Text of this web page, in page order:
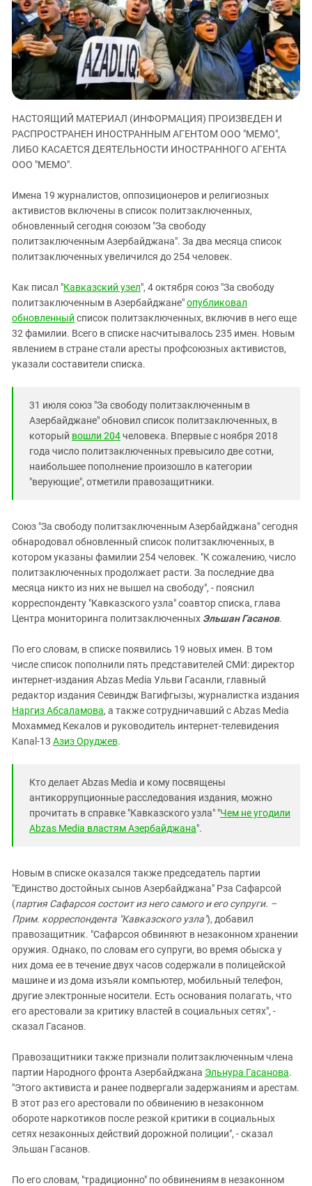
ЗАСТАВЛЯЕТ
КАВКАЗ ЗА ПАЛЕСТИНУ
ИНАКОМЫСЛИЕ В ЧЕЧНЕ
ПРЕСЛЕДОВАНИЕ АКТИВИСТОВ
МОБИЛИЗАЦИЯ И ПРОТЕСТЫ
Дагестан
Ингушетия
Кабардино-Балкария
Калмыкия
Карачаево-Черкесия
Краснодарский край
Российская Федерация
Северная Осетия - Алания
СКФО
Южная Осетия
Южный Кавказ
ЮФО
НАСТОЯЩИЙ МАТЕРИАЛ (ИНФОРМАЦИЯ) ПРОИЗВЕДЕН И
РАСПРОСТРАНЕН ИНОСТРАННЫМ АГЕНТОМ ООО "МЕМО",
ЛИБО КАСАЕТСЯ ДЕЯТЕЛЬНОСТИ ИНОСТРАННОГО АГЕНТА
ООО "МЕМО".
Имена 19 журналистов, оппозиционеров и религиозных
активистов включены в список политзаключенных,
обновленный сегодня союзом "За свободу
политзаключенным Азербайджана". За два месяца список
политзаключенных увеличился до 254 человек.
Как писал "Кавказский узел", 4 октября союз "За свободу
политзаключенным в Азербайджане"опубликовал
обновленный список политзаключенных, включив в него еще
32 фамилии. Всего в списке насчитывалось 235 имен. Новым
явлением в стране стали аресты профсоюзных активистов,
указали составители списка.
31 июля союз "За свободу политзаключенным в
Азербайджане" обновил список политзаключенных, в
который вошли 204человека. Впервые с ноября 2018
года число политзаключенных превысило две сотни,
наибольшее пополнение произошло в категории
"верующие", отметили правозащитники.
Союз "За свободу политзаключенным Азербайджана" сегодня
обнародовал обновленный список политзаключенных, в
котором указаны фамилии 254 человек. "К сожалению, число
политзаключенных продолжает расти. За последние два
месяца никто из них не вышел на свободу", - пояснил
корреспонденту "Кавказского узла" соавтор списка, глава
Центра мониторинга политзаключенных Эльшан Гасанов.
По его словам, в списке появились 19 новых имен. В том
числе список пополнили пять представителей СМИ: директор
интернет-издания Abzas Media Ульви Гасанли, главный
редактор издания Севиндж Вагифгызы, журналистка издания
Наргиз Абсаламова, а также сотрудничавший с Abzas Media
Мохаммед Кекалов и руководитель интернет-телевидения
Kanal-13 Азиз Оруджев.
Кто делает Abzas Media и кому посвящены
антикоррупционные расследования издания, можно
прочитать в справке "Кавказского узла" "Чем не угодили
Abzas Media властям Азербайджана".
Новым в списке оказался также председатель партии
"Единство достойных сынов Азербайджана" Рза Сафарсой
(партия Сафарсоя состоит из него самого и его супруги. –
Прим. корреспондента "Кавказского узла"), добавил
правозащитник. "Сафарсоя обвиняют в незаконном хранении
оружия. Однако, по словам его супруги, во время обыска у
них дома ее в течение двух часов содержали в полицейской
машине и из дома изъяли компьютер, мобильный телефон,
другие электронные носители. Есть основания полагать, что
его арестовали за критику властей в социальных сетях", -
сказал Гасанов.
Правозащитники также признали политзаключенным члена
партии Народного фронта Азербайджана Эльнура Гасанова.
"Этого активиста и ранее подвергали задержаниям и арестам.
В этот раз его арестовали по обвинению в незаконном
обороте наркотиков после резкой критики в социальных
сетях незаконных действий дорожной полиции", - сказал
Эльшан Гасанов.
По его словам, "традиционно" по обвинениям в незаконном